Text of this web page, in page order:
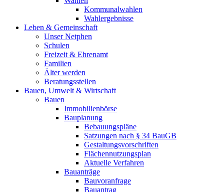
Kommunalwahlen
Wahlergebnisse
Leben & Gemeinschaft
Unser Netphen
Schulen
Freizeit & Ehrenamt
Familien
Älter werden
Beratungsstellen
Bauen, Umwelt & Wirtschaft
Bauen
Immobilienbörse
Bauplanung
Bebauungspläne
Satzungen nach § 34 BauGB
Gestaltungsvorschriften
Flächennutzungsplan
Aktuelle Verfahren
Bauanträge
Bauvoranfrage
Bauantrag